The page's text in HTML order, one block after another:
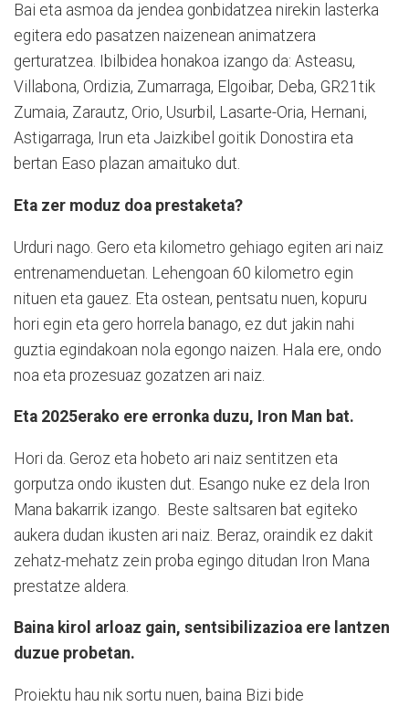
Bai eta asmoa da jendea gonbidatzea nirekin lasterka
egitera edo pasatzen naizenean animatzera
gerturatzea. Ibilbidea honakoa izango da: Asteasu,
Villabona, Ordizia, Zumarraga, Elgoibar, Deba, GR21tik
Zumaia, Zarautz, Orio, Usurbil, Lasarte-Oria, Hernani,
Astigarraga, Irun eta Jaizkibel goitik Donostira eta
bertan Easo plazan amaituko dut.
Eta zer moduz doa prestaketa?
Urduri nago. Gero eta kilometro gehiago egiten ari naiz
entrenamenduetan. Lehengoan 60 kilometro egin
nituen eta gauez. Eta ostean, pentsatu nuen, kopuru
hori egin eta gero horrela banago, ez dut jakin nahi
guztia egindakoan nola egongo naizen. Hala ere, ondo
noa eta prozesuaz gozatzen ari naiz.
Eta 2025erako ere erronka duzu, Iron Man bat.
Hori da. Geroz eta hobeto ari naiz sentitzen eta
gorputza ondo ikusten dut. Esango nuke ez dela Iron
Mana bakarrik izango. Beste saltsaren bat egiteko
aukera dudan ikusten ari naiz. Beraz, oraindik ez dakit
zehatz-mehatz zein proba egingo ditudan Iron Mana
prestatze aldera.
Baina kirol arloaz gain, sentsibilizazioa ere lantzen
duzue probetan.
Proiektu hau nik sortu nuen, baina Bizi bide